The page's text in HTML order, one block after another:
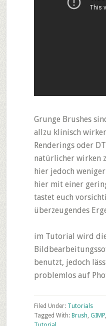
Grunge Brushes
allzu klinisch
Renderings oder
natürlicher wirken
hier jedoch
hier mit einer
tastet euch
überzeugendes
im Tutorial wird
benutzt, jedoch
problemlos auf
Filed Under: Tutorials
Tagged With: Brush, GIMP,